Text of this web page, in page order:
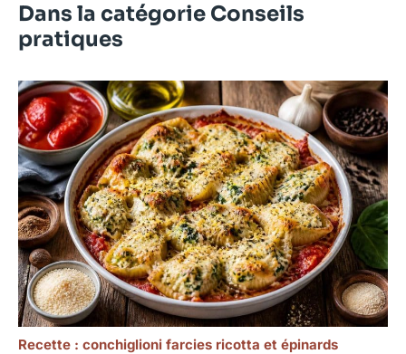
Dans la catégorie Conseils
pratiques
Recette : conchiglioni farcies ricotta et épinards